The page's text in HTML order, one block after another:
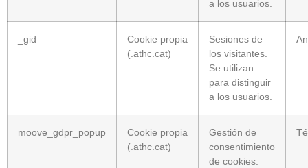
a los usuarios.
_gid
Cookie propia
(.athc.cat)
Sesiones de
los visitantes.
Se utilizan
para distinguir
a los usuarios.
moove_gdpr_popup
Cookie propia
(.athc.cat)
Gestión de
consentimiento
de cookies.